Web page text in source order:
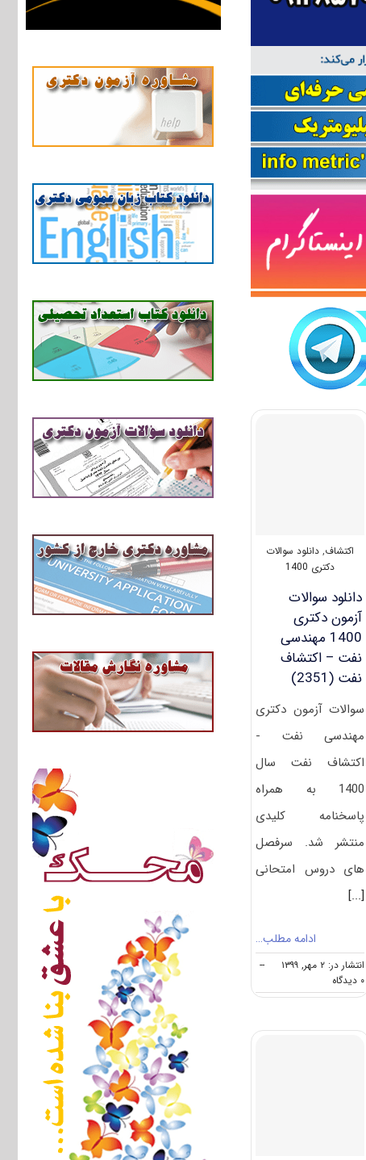
اکتشاف, دانلود سوالات
دکتری 1400
دانلود سوالات
آزمون دکتری
1400 مهندسی
نفت – اکتشاف
نفت (2351)
سوالات آزمون دکتری
مهندسی نفت -
اکتشاف نفت سال
1400 به همراه
پاسخنامه کلیدی
منتشر شد. سرفصل
های دروس امتحانی
[...]
ادامه مطلب…
انتشار در: ۲ مهر, ۱۳۹۹
--
۰ دیدگاه
on
دانلود